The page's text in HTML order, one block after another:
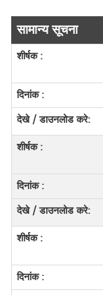
सामान्य सूचना